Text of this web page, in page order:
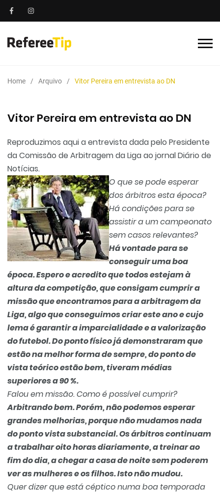
Home Arquivo Vitor Pereira em entrevista ao DN
Vitor Pereira em entrevista ao DN
Reproduzimos aqui a entrevista dada pelo Presidente
daComissão de Arbitragem da Liga ao jornal Diário de
Notícias.
O que se pode esperar
dos árbitros esta época?
Há condições para se
assistir a um campeonato
sem casos relevantes?
Há vontade para se
conseguir uma boa
época. Espero e acredito que todos estejam à
altura da competição, que consigam cumprir a
missão que encontramos para a arbitragem da
Liga, algo que conseguimos criar este ano e cujo
lema é garantir a imparcialidade e a valorização
do futebol. Do ponto físico já demonstraram que
estão na melhor forma de sempre, do ponto de
vista teórico estão bem, tiveram médias
superiores a 90 %.
Falou em missão. Como é possível cumprir?
Arbitrando bem. Porém, não podemos esperar
grandes melhorias, porque não mudamos nada
do ponto vista substancial. Os árbitros continuam
a trabalhar oito horas diariamente, a treinar ao
fim do dia, a chegar a casa de noite sem poderem
ver as mulheres e os filhos. Isto não mudou.
Quer dizer que está céptico numa boa temporada